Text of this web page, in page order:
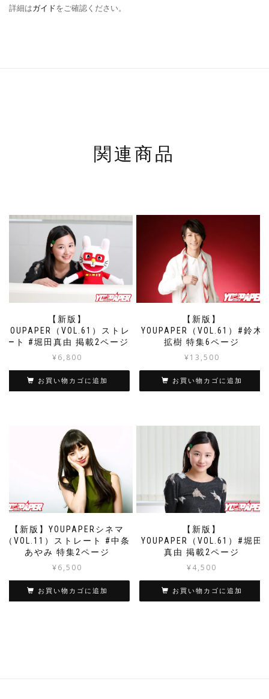
詳細はガイドをご確認ください。
関連商品
【新版】
YOUPAPER（VOL.61）ストレ
ート #堀田真由 掲載2ページ
¥6,800
お買い物カゴに追加
【新版】
YOUPAPER（VOL.61）#鈴木
拡樹 特集6ページ
¥13,500
お買い物カゴに追加
【新版】YOUPAPERシネマ
（VOL.11）ストレート #中条
あやみ 特集2ページ
¥6,500
お買い物カゴに追加
【新版】
YOUPAPER（VOL.61）#堀田
真由 掲載2ページ
¥4,500
お買い物カゴに追加